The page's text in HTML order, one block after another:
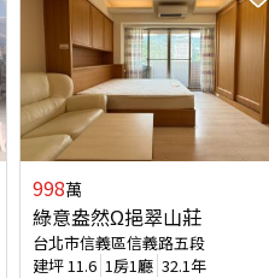
998萬
綠意盎然Ω挹翠山莊
台北市信義區信義路五段
建坪11.6 1房1廳 32.1年